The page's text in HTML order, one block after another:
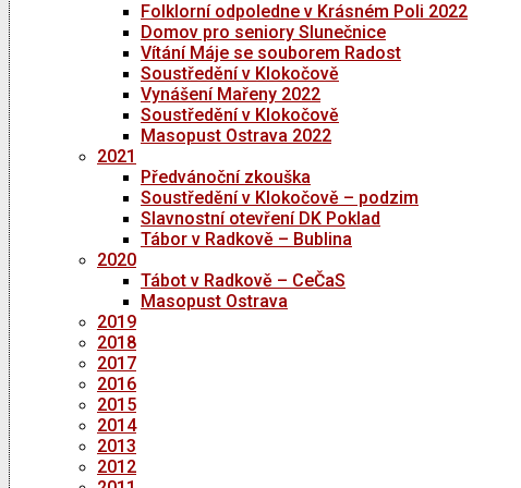
Folklorní odpoledne v Krásném Poli 2022
Domov pro seniory Slunečnice
Vítání Máje se souborem Radost
Soustředění v Klokočově
Vynášení Mařeny 2022
Soustředění v Klokočově
Masopust Ostrava 2022
2021
Předvánoční zkouška
Soustředění v Klokočově – podzim
Slavnostní otevření DK Poklad
Tábor v Radkově – Bublina
2020
Tábot v Radkově – CeČaS
Masopust Ostrava
2019
2018
2017
2016
2015
2014
2013
2012